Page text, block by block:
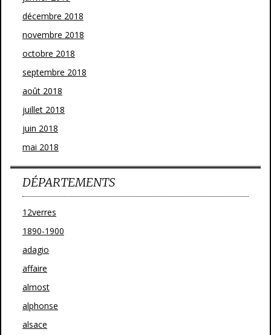
décembre 2018
novembre 2018
octobre 2018
septembre 2018
août 2018
juillet 2018
juin 2018
mai 2018
DÉPARTEMENTS
12verres
1890-1900
adagio
affaire
almost
alphonse
alsace